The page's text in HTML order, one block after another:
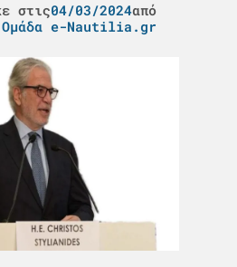
στις04/03/2024από
Ομάδα e-Nautilia.gr